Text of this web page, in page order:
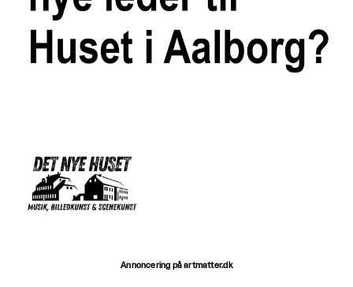
Annoncering på artmatter.dk